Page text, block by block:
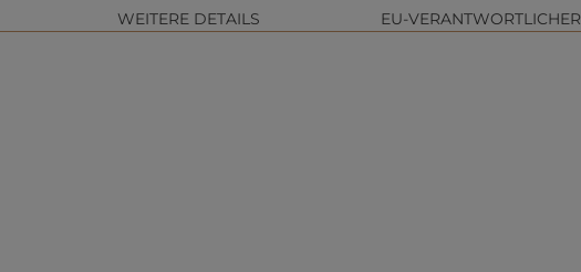
WEITERE DETAILS EU-VERANTWORTLICHER